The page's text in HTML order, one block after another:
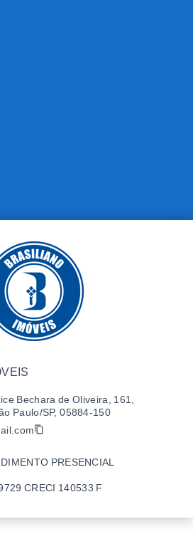
Bechara de Oliveira, 161,
Paulo/SP, 05884-150
PRESENCIAL
CRECI 140533 F